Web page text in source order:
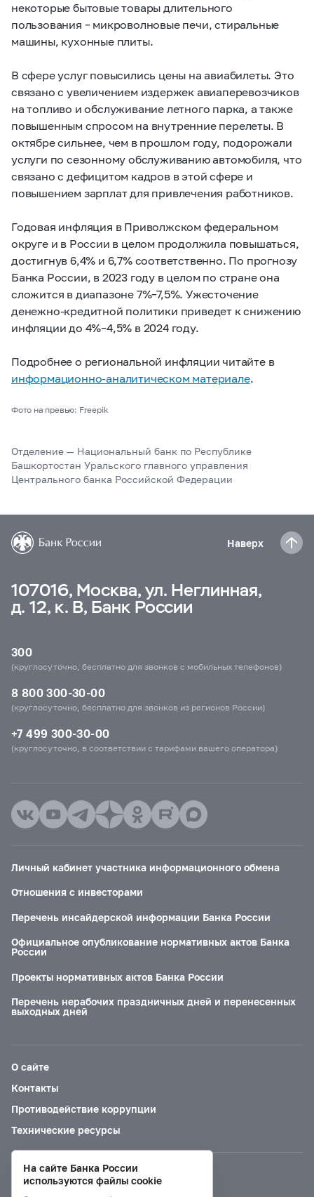
некоторые бытовые товары длительного
пользования – микроволновые печи, стиральные
машины, кухонные плиты.
В сфере услуг повысились цены на авиабилеты. Это
связано с увеличением издержек авиаперевозчиков
на топливо и обслуживание летного парка, а также
повышенным спросом на внутренние перелеты. В
октябре сильнее, чем в прошлом году, подорожали
услуги по сезонному обслуживанию автомобиля, что
связано с дефицитом кадров в этой сфере и
повышением зарплат для привлечения работников.
Годовая инфляция в Приволжском федеральном
округе и в России в целом продолжила повышаться,
достигнув 6,4% и 6,7% соответственно. По прогнозу
Банка России, в 2023 году в целом по стране она
сложится в диапазоне 7%–7,5%. Ужесточение
денежно-кредитной политики приведет к снижению
инфляции до 4%–4,5% в 2024 году.
Подробнее о региональной инфляции читайте в
информационно-аналитическом материале.
Фото на превью: Freepik
Отделение — Национальный банк по Республике
Башкортостан Уральского главного управления
Центрального банка Российской Федерации
Наверх
107016, Москва, ул. Неглинная,
д. 12, к. В, Банк России
300
(круглосуточно, бесплатно для звонков с мобильных телефонов)
8 800 300-30-00
(круглосуточно, бесплатно для звонков из регионов России)
+7 499 300-30-00
(круглосуточно, в соответствии с тарифами вашего оператора)
Личный кабинет участника информационного обмена
Отношения с инвесторами
Перечень инсайдерской информации Банка России
Официальное опубликование нормативных актов Банка
России
Проекты нормативных актов Банка России
Перечень нерабочих праздничных дней и перенесенных
выходных дней
О сайте
Контакты
Противодействие коррупции
Технические ресурсы
Версия для слабовидящих
На сайте Банка России
используются файлы cookie